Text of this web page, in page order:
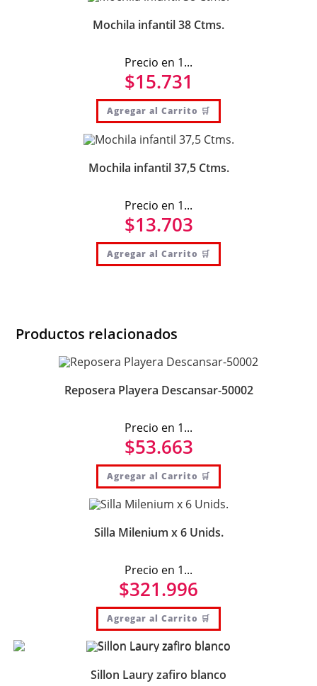
Mochila infantil 38 Ctms.
Precio en 1...
$15.731
Agregar al Carrito 🛒
Mochila infantil 37,5 Ctms.
Precio en 1...
$13.703
Agregar al Carrito 🛒
Productos relacionados
Reposera Playera Descansar-50002
Precio en 1...
$53.663
Agregar al Carrito 🛒
Silla Milenium x 6 Unids.
Precio en 1...
$321.996
Agregar al Carrito 🛒
Sillon Laury zafiro blanco